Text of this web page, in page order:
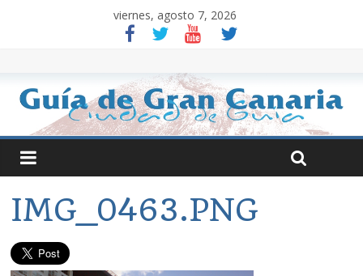
viernes, agosto 7, 2026
IMG_0463.PNG